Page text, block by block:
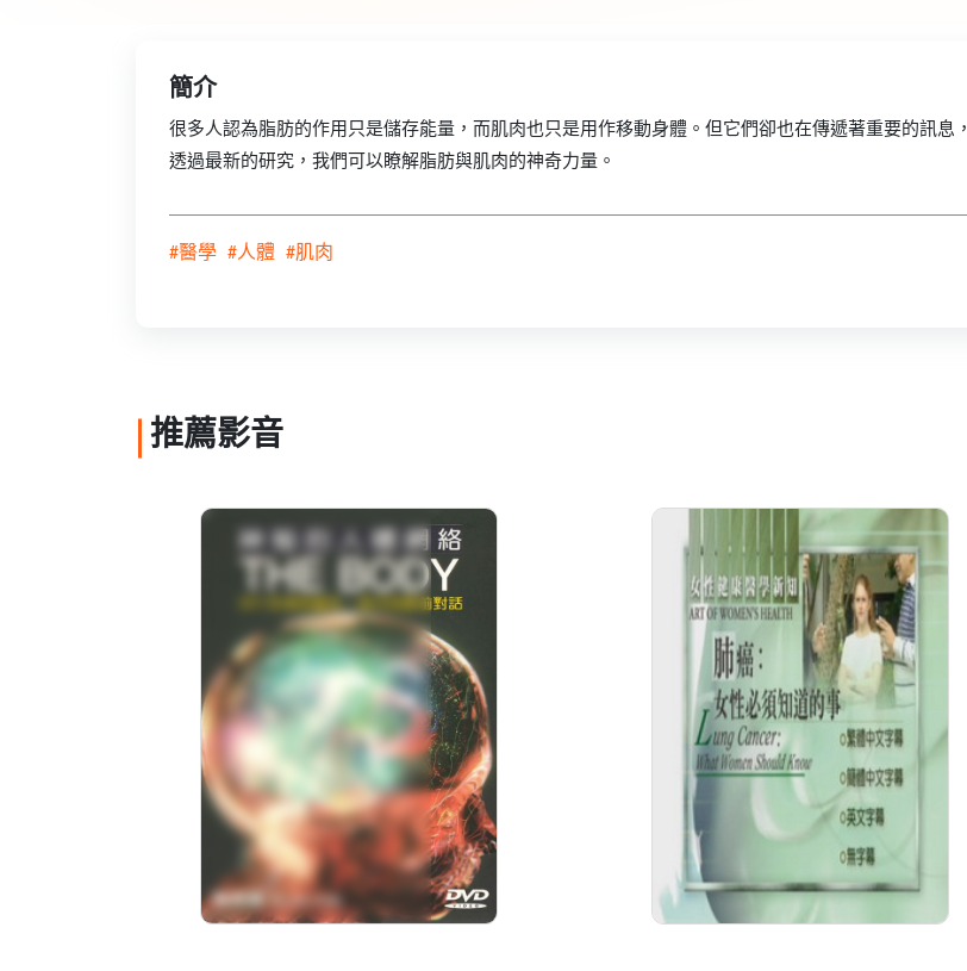
簡介
很多人認為脂肪的作用只是儲存能量，而肌肉也只是用作移動身體。但它們卻也在傳遞著重要的訊息，
透過最新的研究，我們可以瞭解脂肪與肌肉的神奇力量。
#醫學 #人體 #肌肉
推薦影音
神秘的人體網絡(07)生
命的誕生：母子的產前
對話
分級: 普遍級
片長: 49 min
發音: 華語
發行: 2019-09
導演: NHK 製作
婦女健康新知 肺癌:女
性必需知道的事 Lung
Cancer:What Women
Should
分級: 普遍級
片長: 25 min
發音: 華語
發行: 2007-12
導演: ITV電視台